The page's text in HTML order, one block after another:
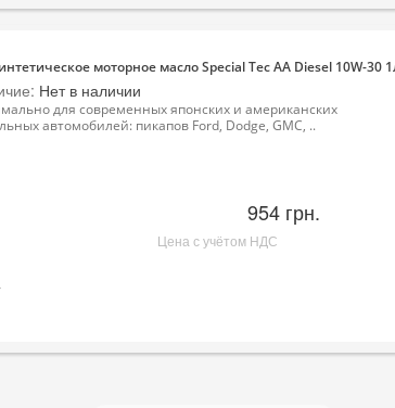
моторное масло Special Tec AA Diesel 10W-30
Нет в наличии
для современных японских и американских
автомобилей: пикапов Ford, Dodge, GMC, ..
954 грн.
Цена с учётом НДС